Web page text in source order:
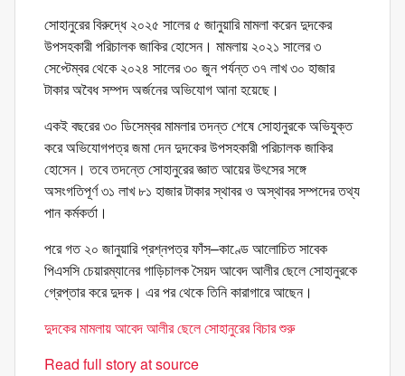
সোহানুরের বিরুদ্ধে ২০২৫ সালের ৫ জানুয়ারি মামলা করেন দুদকের
উপসহকারী পরিচালক জাকির হোসেন। মামলায় ২০২১ সালের ৩
সেপ্টেম্বর থেকে ২০২৪ সালের ৩০ জুন পর্যন্ত ৩৭ লাখ ৩০ হাজার
টাকার অবৈধ সম্পদ অর্জনের অভিযোগ আনা হয়েছে।
একই বছরের ৩০ ডিসেম্বর মামলার তদন্ত শেষে সোহানুরকে অভিযুক্ত
করে অভিযোগপত্র জমা দেন দুদকের উপসহকারী পরিচালক জাকির
হোসেন। তবে তদন্তে সোহানুরের জ্ঞাত আয়ের উৎসের সঙ্গে
অসংগতিপূর্ণ ৩১ লাখ ৮১ হাজার টাকার স্থাবর ও অস্থাবর সম্পদের তথ্য
পান কর্মকর্তা।
পরে গত ২০ জানুয়ারি প্রশ্নপত্র ফাঁস–কাণ্ডে আলোচিত সাবেক
পিএসসি চেয়ারম্যানের গাড়িচালক সৈয়দ আবেদ আলীর ছেলে সোহানুরকে
গ্রেপ্তার করে দুদক। এর পর থেকে তিনি কারাগারে আছেন।
দুদকের মামলায় আবেদ আলীর ছেলে সোহানুরের বিচার শুরু
Read full story at source